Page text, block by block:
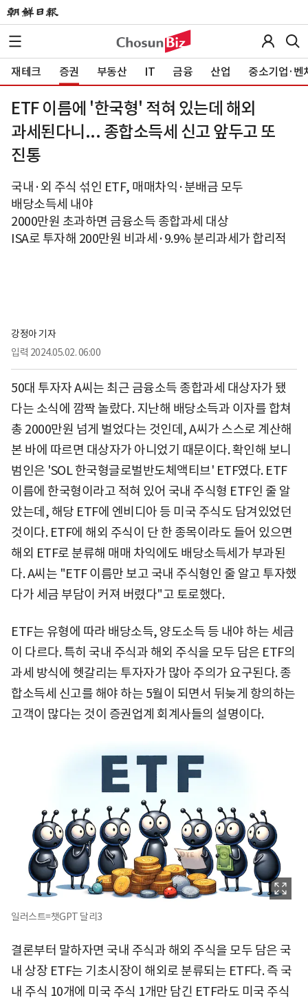
재테크 증권 부동산 IT 금융 산업 중소기업·벤
ETF 이름에 '한국형' 적혀 있는데 해외
과세된다니... 종합소득세 신고 앞두고 또
진통
국내·외 주식 섞인 ETF, 매매차익·분배금 모두
배당소득세 내야
2000만원 초과하면 금융소득 종합과세 대상
ISA로 투자해 200만원 비과세·9.9% 분리과세가 합리적
강정아 기자
입력 2024.05.02. 06:00
50대 투자자 A씨는 최근 금융소득 종합과세 대상자가 됐
다는 소식에 깜짝 놀랐다. 지난해 배당소득과 이자를 합쳐
총 2000만원 넘게 벌었다는 것인데, A씨가 스스로 계산해
본 바에 따르면 대상자가 아니었기 때문이다. 확인해 보니
범인은 'SOL 한국형글로벌반도체액티브' ETF였다. ETF
이름에 한국형이라고 적혀 있어 국내 주식형 ETF인 줄 알
았는데, 해당 ETF에 엔비디아 등 미국 주식도 담겨있었던
것이다. ETF에 해외 주식이 단 한 종목이라도 들어 있으면
해외 ETF로 분류해 매매 차익에도 배당소득세가 부과된
다. A씨는 "ETF 이름만 보고 국내 주식형인 줄 알고 투자했
다가 세금 부담이 커져 버렸다"고 토로했다.
ETF는 유형에 따라 배당소득, 양도소득 등 내야 하는 세금
이 다르다. 특히 국내 주식과 해외 주식을 모두 담은 ETF의
과세 방식에 헷갈리는 투자자가 많아 주의가 요구된다. 종
합소득세 신고를 해야 하는 5월이 되면서 뒤늦게 항의하는
고객이 많다는 것이 증권업계 회계사들의 설명이다.
일러스트=챗GPT 달리3
결론부터 말하자면 국내 주식과 해외 주식을 모두 담은 국
내 상장 ETF는 기초시장이 해외로 분류되는 ETF다. 즉 국
내 주식 10개에 미국 주식 1개만 담긴 ETF라도 미국 주식